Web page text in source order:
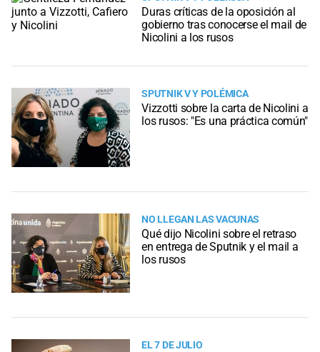
Duras críticas de la oposición al
gobierno tras conocerse el mail de
Nicolini a los rusos
SPUTNIK V Y POLÉMICA
Vizzotti sobre la carta de Nicolini a
los rusos: "Es una práctica común"
NO LLEGAN LAS VACUNAS
Qué dijo Nicolini sobre el retraso
en entrega de Sputnik y el mail a
los rusos
EL 7 DE JULIO